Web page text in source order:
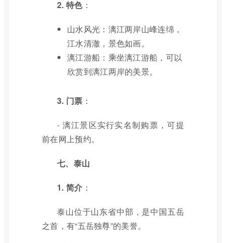
2. 特色：
山水风光：漓江两岸山峰连绵，
江水清澈，景色如画。
漓江游船：乘坐漓江游船，可以
欣赏到漓江两岸的美景。
3. 门票 ：
- 漓江景区实行实名制购票，可提
前在网上预约。
七、泰山
1. 简介 ：
泰山位于山东省中部，是中国五岳
之首，有“五岳独尊”的美誉。